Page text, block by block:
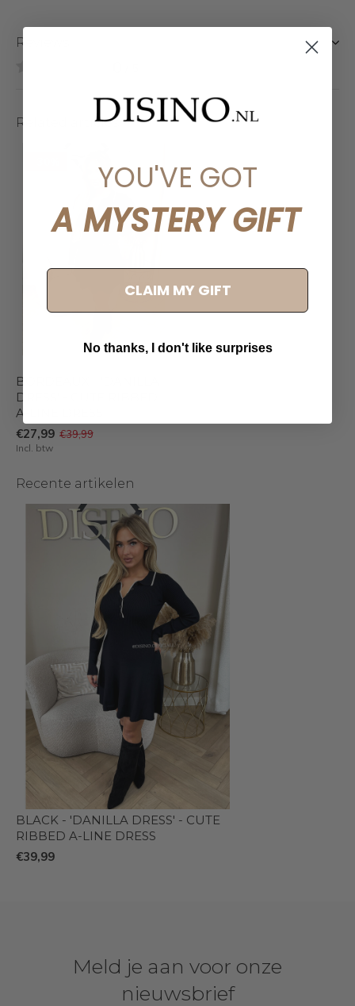
Reviews
Related articles
BORDEAUX - 'DANILLA
DRESS' - CUTE RIBBED
A-LINE DRESS
€27,99 €39,99
Incl. btw
Recente artikelen
BLACK - 'DANILLA DRESS' - CUTE
RIBBED A-LINE DRESS
€39,99
Meld je aan voor onze
nieuwsbrief
YOU'VE GOT
A MYSTERY GIFT
CLAIM MY GIFT
No thanks, I don't like surprises